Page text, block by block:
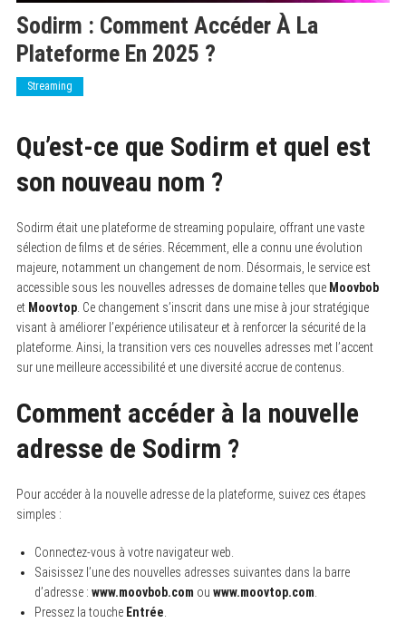
Sodirm : Comment Accéder À La
Plateforme En 2025 ?
Streaming
Qu’est-ce que Sodirm et quel est
son nouveau nom ?
Sodirm était une plateforme de streaming populaire, offrant une vaste
sélection de films et de séries. Récemment, elle a connu une évolution
majeure, notamment un changement de nom. Désormais, le service est
accessible sous les nouvelles adresses de domaine telles que Moovbob
et Moovtop. Ce changement s’inscrit dans une mise à jour stratégique
visant à améliorer l’expérience utilisateur et à renforcer la sécurité de la
plateforme. Ainsi, la transition vers ces nouvelles adresses met l’accent
sur une meilleure accessibilité et une diversité accrue de contenus.
Comment accéder à la nouvelle
adresse de Sodirm ?
Pour accéder à la nouvelle adresse de la plateforme, suivez ces étapes
simples :
Connectez-vous à votre navigateur web.
Saisissez l’une des nouvelles adresses suivantes dans la barre
d’adresse : www.moovbob.com ou www.moovtop.com
Pressez la touche Entrée